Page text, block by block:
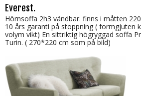
Everest.
Hörnsoffa 2h3 vändbar. finns i måtten
10 års garanti på stoppning ( formgjuten
volym vikt) En sittriktig högryggad soffa
Turin. ( 270*220 cm som på bild)